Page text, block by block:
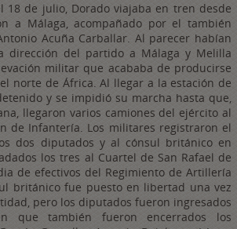
18 de julio, Dorado viajaba en tren desde
a Málaga, acompañado por el también
Acuña Carballar. Al parecer habían
dirección del partido a Málaga y Melilla
militar que acababa de producirse
norte de África. Al llegar a la estación de
y se impidió su marcha hasta que,
llegaron varios camiones del ejército al
de Infantería. Los militares registraron el
dos diputados y al cónsul británico en
los tres al Cuartel de San Rafael de
de efectivos del Regimiento de Artillería
británico fue puesto en libertad una vez
pero los diputados fueron ingresados
que también fueron encerrados los